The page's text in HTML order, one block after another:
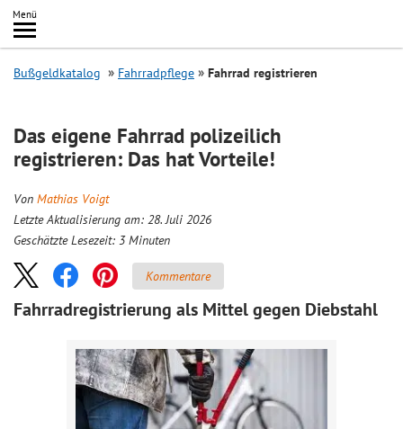
Inhalt
springen
Menü
Search
Bußgeldkatalog Fahrradpflege Fahrrad registrieren
Das eigene Fahrrad polizeilich
registrieren: Das hat Vorteile!
Von Mathias Voigt
Letzte Aktualisierung am: 28. Juli 2026
Geschätzte Lesezeit: 3 Minuten
Kommentare
Fahrradregistrierung als Mittel gegen Diebstahl